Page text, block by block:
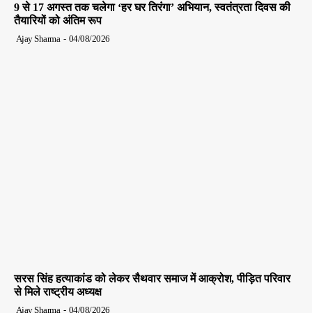
9 से 17 अगस्त तक चलेगा ‘हर घर तिरंगा’ अभियान, स्वतंत्रता दिवस की
तैयारियों को अंतिम रूप
Ajay Sharma - 04/08/2026
सरस सिंह हत्याकांड को लेकर सैथवार समाज में आक्रोश, पीड़ित परिवार
से मिले राष्ट्रीय अध्यक्ष
Ajay Sharma - 04/08/2026